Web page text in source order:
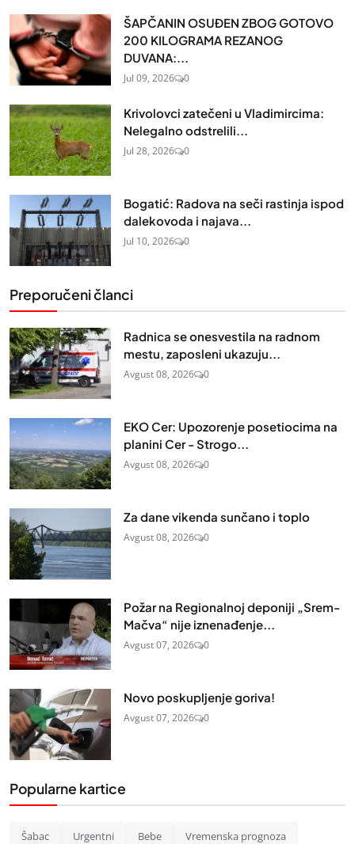
ŠAPČANIN OSUĐEN ZBOG GOTOVO
200 KILOGRAMA REZANOG
DUVANA:...
Jul 09, 2026 0
Krivolovci zatečeni u Vladimircima:
Nelegalno odstrelili...
Jul 28, 2026 0
Bogatić: Radova na seči rastinja ispod
dalekovoda i najava...
Jul 10, 2026 0
Preporučeni članci
Radnica se onesvestila na radnom
mestu, zaposleni ukazuju...
Avgust 08, 2026 0
EKO Cer: Upozorenje posetiocima na
planini Cer - Strogo...
Avgust 08, 2026 0
Za dane vikenda sunčano i toplo
Avgust 08, 2026 0
Požar na Regionalnoj deponiji „Srem-
Mačva“ nije iznenađenje...
Avgust 07, 2026 0
Novo poskupljenje goriva!
Avgust 07, 2026 0
Popularne kartice
Šabac Urgentni Bebe Vremenska prognoza